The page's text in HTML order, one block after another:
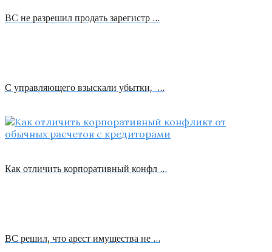
ВС не разрешил продать зарегистр …
С управляющего взыскали убытки, …
Как отличить корпоративный конфл …
ВС решил, что арест имущества не …